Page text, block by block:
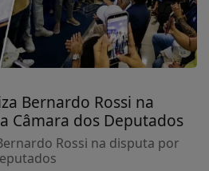
Bernardo Rossi na
Câmara dos Deputados
Rossi na disputa por